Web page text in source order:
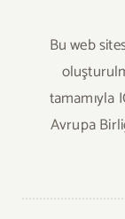
Bu web
tamamıyla
Avrupa